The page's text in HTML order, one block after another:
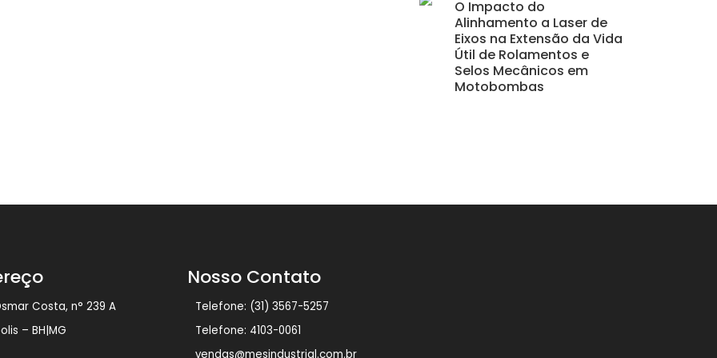
O Impacto do
Alinhamento a Laser de
Eixos na Extensão da Vida
Útil de Rolamentos e
Selos Mecânicos em
Motobombas
Costa, n° 239 A
– BH|MG
Nosso Contato
Telefone: (31) 3567-5257
Telefone: 4103-0061
vendas@mesindustrial.com.br